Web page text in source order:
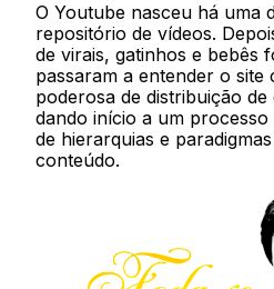
O Youtube nasceu há uma
repositório de vídeos.
de virais, gatinhos e bebês
passaram a entender o
poderosa de distribuição
dando início a um
de hierarquias e
conteúdo.